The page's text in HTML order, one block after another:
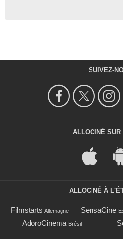
SUIVEZ-
ALLOCINÉ SUR
ALLOCINÉ À
Filmstarts Allemagne SensaCine
AdoroCinema Brésil